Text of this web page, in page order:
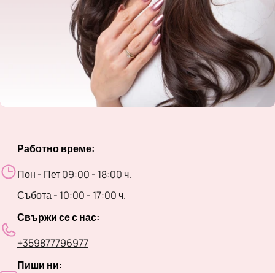
Работно време:
Пон - Пет 09:00 - 18:00 ч.
Събота - 10:00 - 17:00 ч.
Свържи се с нас:
+359877796977
Пиши ни: